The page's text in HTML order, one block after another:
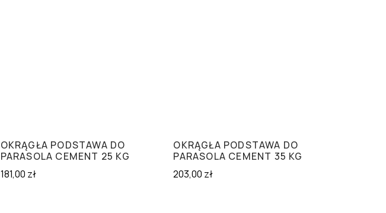
OKRĄGŁA PODSTAWA DO
PARASOLA CEMENT 25 KG
181,00 zł
OKRĄGŁA PODSTAWA DO
PARASOLA CEMENT 35 KG
203,00 zł